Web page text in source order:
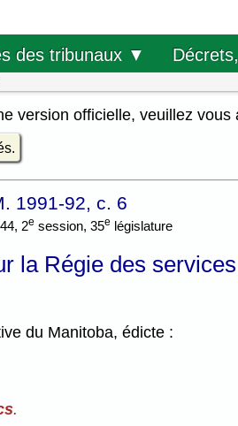
des tribunaux ▼
version officielle, veuillez vous
1991-92, c. 6
2e session, 35e législature
la Régie des
du Manitoba, édicte :
.